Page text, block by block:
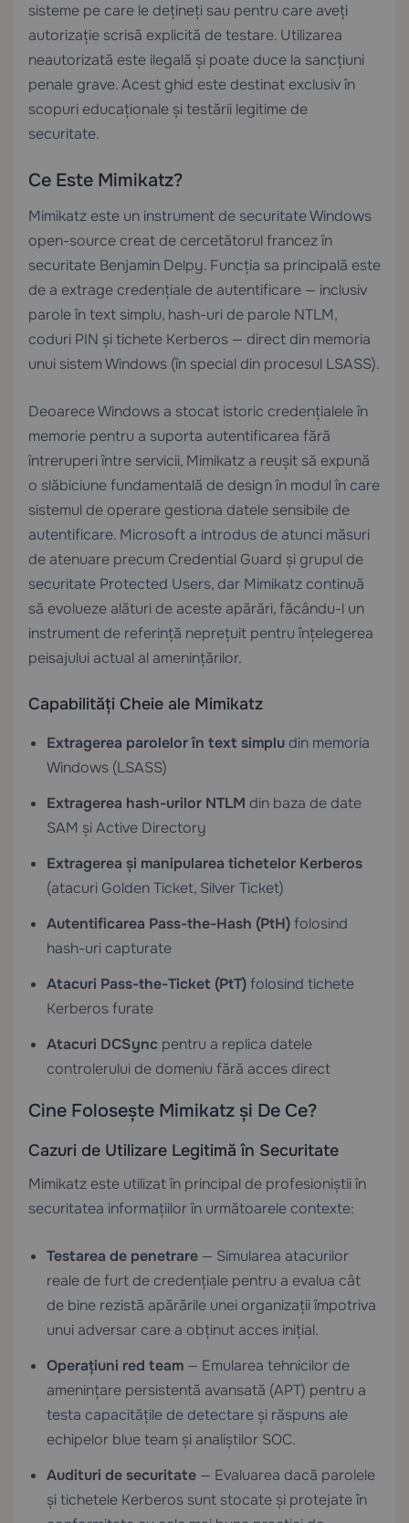
sisteme pe care le dețineți sau pentru care aveți
autorizație scrisă explicită de testare. Utilizarea
neautorizată este ilegală și poate duce la sancțiuni
penale grave. Acest ghid este destinat exclusiv în
scopuri educaționale și testării legitime de
securitate.
Ce Este Mimikatz?
Mimikatz este un instrument de securitate Windows
open-source creat de cercetătorul francez în
securitate Benjamin Delpy. Funcția sa principală este
de a extrage credențiale de autentificare — inclusiv
parole în text simplu, hash-uri de parole NTLM,
coduri PIN și tichete Kerberos — direct din memoria
unui sistem Windows (în special din procesul LSASS).
Deoarece Windows a stocat istoric credențialele în
memorie pentru a suporta autentificarea fără
întreruperi între servicii, Mimikatz a reușit să expună
o slăbiciune fundamentală de design în modul în care
sistemul de operare gestiona datele sensibile de
autentificare. Microsoft a introdus de atunci măsuri
de atenuare precum Credential Guard și grupul de
securitate Protected Users, dar Mimikatz continuă
să evolueze alături de aceste apărări, făcându-l un
instrument de referință neprețuit pentru înțelegerea
peisajului actual al amenințărilor.
Capabilități Cheie ale Mimikatz
Extragerea parolelor în text simplu din memoria
Windows (LSASS)
Extragerea hash-urilor NTLM din baza de date
SAM și Active Directory
Extragerea și manipularea tichetelor Kerberos
(atacuri Golden Ticket, Silver Ticket)
Autentificarea Pass-the-Hash (PtH)folosind
hash-uri capturate
Atacuri Pass-the-Ticket (PtT)folosind tichete
Kerberos furate
Atacuri DCSync pentru a replica datele
controlerului de domeniu fără acces direct
Cine Folosește Mimikatz și De Ce?
Cazuri de Utilizare Legitimă în Securitate
Mimikatz este utilizat în principal de profesioniștii în
securitatea informațiilor în următoarele contexte:
Testarea de penetrare — Simularea atacurilor
reale de furt de credențiale pentru a evalua cât
de bine rezistă apărările unei organizații împotriva
unui adversar care a obținut acces inițial.
Operațiuni red team — Emularea tehnicilor de
amenințare persistentă avansată (APT) pentru a
testa capacitățile de detectare și răspuns ale
echipelor blue team și analiștilor SOC.
Audituri de securitate — Evaluarea dacă parolele
și tichetele Kerberos sunt stocate și protejate în